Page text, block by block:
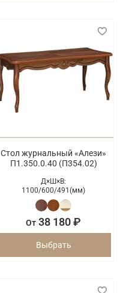
Стол журнальный «Алези»
П1.350.0.40 (П354.02)
Д×Ш×В:
1100/600/491(мм)
От 38 180 ₽
Выбрать